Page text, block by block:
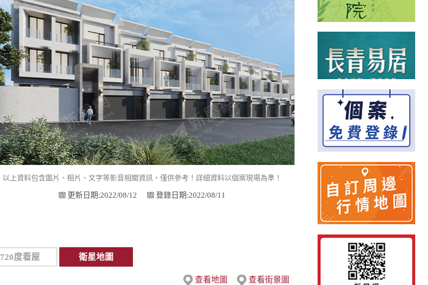
以上資料包含圖片、相片、文字等影音相關資訊，僅供參考！詳細資料以個案現場為準！
更新日期:2022/08/12 登錄日期:2022/08/11
720度看屋 衛星地圖
查看地圖 查看街景圖